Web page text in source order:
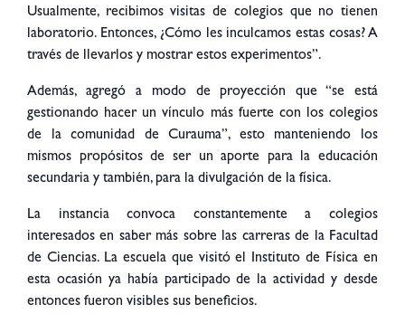
Usualmente, recibimos visitas de colegios que no tienen
laboratorio. Entonces, ¿Cómo les inculcamos estas cosas? A
través de llevarlos y mostrar estos experimentos”.
Además, agregó a modo de proyección que “se está
gestionando hacer un vínculo más fuerte con los colegios
de la comunidad de Curauma”, esto manteniendo los
mismos propósitos de ser un aporte para la educación
secundaria y también, para la divulgación de la física.
La instancia convoca constantemente a colegios
interesados en saber más sobre las carreras de la Facultad
de Ciencias. La escuela que visitó el Instituto de Física en
esta ocasión ya había participado de la actividad y desde
entonces fueron visibles sus beneficios.